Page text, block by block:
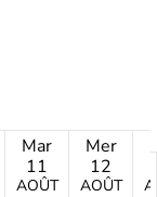
Mar
11
AOÛT
Mer
12
AOÛT